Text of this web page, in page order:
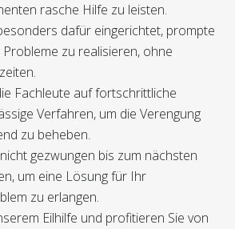
rasche Hilfe zu leisten.
dafür eingerichtet, prompte
zu realisieren, ohne
Fachleute auf fortschrittliche
Verfahren, um die Verengung
zu beheben.
gezwungen bis zum nächsten
um eine Lösung für Ihr
zu erlangen.
Eilhilfe und profitieren Sie von